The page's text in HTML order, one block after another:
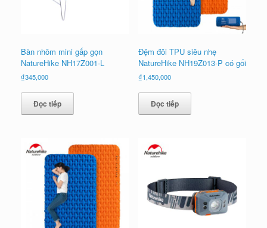
Bàn nhôm mini gấp gọn
NatureHike NH17Z001-L
₫345,000
Đọc tiếp
Đệm đôi TPU siêu nhẹ
NatureHike NH19Z013-P có gối
₫1,450,000
Đọc tiếp